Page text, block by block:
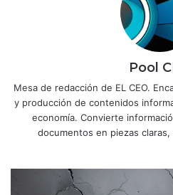
Pool
Mesa de redacción de EL CEO.
y producción de contenidos
economía. Convierte
documentos en piezas